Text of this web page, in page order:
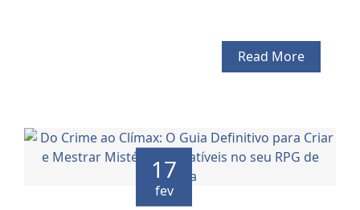
Read More
17
fev